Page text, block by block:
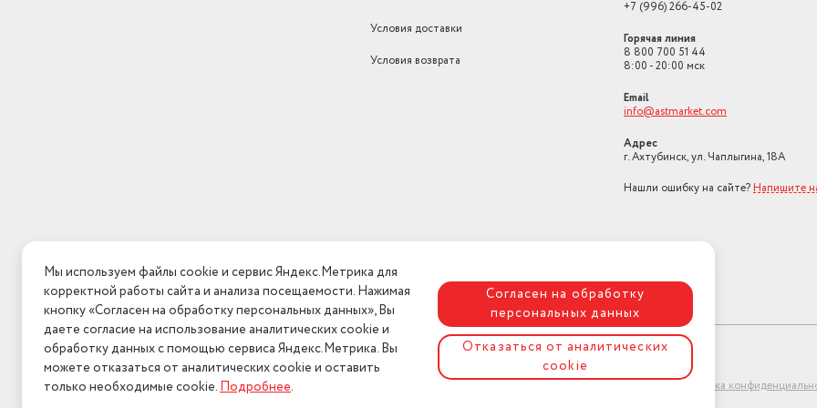
Ширина товара в упаковке, в
метрах
0.08
Высота товара в упаковке, в
метрах
0.12
Объем товара в упаковке, в
литрах
1.92
Характеристики основной
2MP, macro, f/2.4
Характеристики основной
802.11ax
пластик
Характеристики процессора
восьмиядерный; Arm
с частотой 2,0 ГГц;
A55 с частотой 1,8 ГГц;
графический
Mali-G52 MC2
1080P 1920x1080 30
секунду, 720P
Условия доставки
Условия возврата
+7 (996) 266-45-02
Горячая линия
8 800 700 51 44
8:00 - 20:00 мск
Email
info@astmarket.com
Адрес
г. Ахтубинск, ул. Чаплыгина, 18А
Нашли ошибку на сайте? Напишите
Политика
Мы используем файлы cookie и сервис Яндекс.Метрика для
корректной работы сайта и анализа посещаемости. Нажимая
кнопку «Согласен на обработку персональных данных», Вы
даете согласие на использование аналитических cookie и
обработку данных с помощью сервиса Яндекс.Метрика. Вы
можете отказаться от аналитических cookie и оставить
только необходимые cookie.Подробнее.
Согласен на обработку
персональных данных
Отказаться от аналитических
cookie